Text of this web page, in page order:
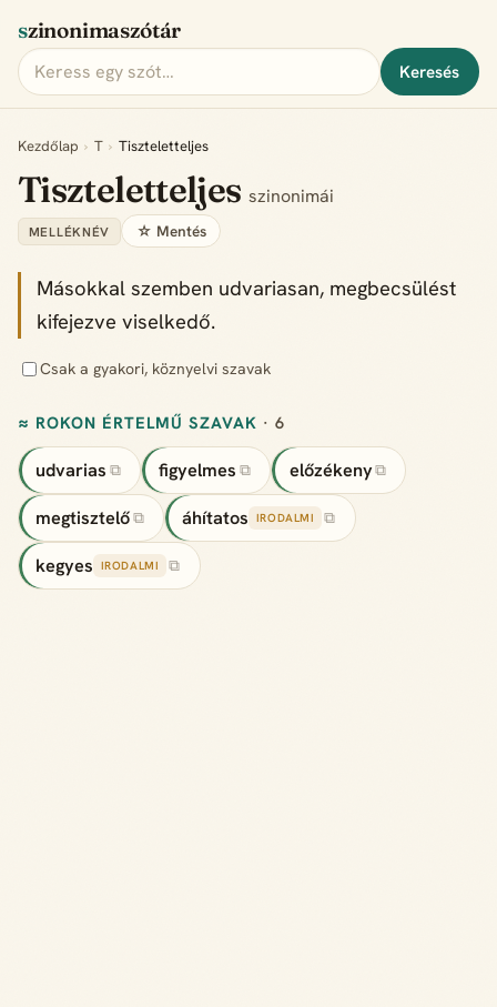
szinonimaszótár
Keresés
Kezdőlap › T › Tiszteletteljes
Tiszteletteljes szinonimái
MELLÉKNÉV ☆ Mentés
Másokkal szemben udvariasan, megbecsülést
kifejezve viselkedő.
Csak a gyakori, köznyelvi szavak
≈ ROKON ÉRTELMŰ SZAVAK · 6
udvarias ⧉ figyelmes ⧉ előzékeny⧉
megtisztelő ⧉ áhítatos IRODALMI ⧉
kegyes IRODALMI ⧉